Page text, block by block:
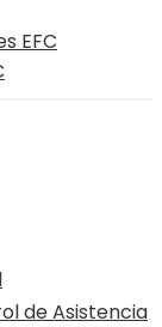
EFC
de Asistencia